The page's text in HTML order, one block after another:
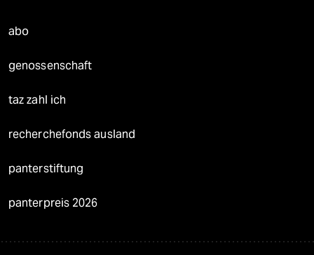
abo
genossenschaft
taz zahl ich
recherchefonds ausland
panterstiftung
panterpreis 2026